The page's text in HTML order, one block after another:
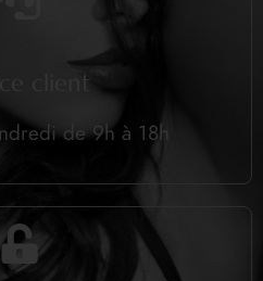
client
de 9h à 18h